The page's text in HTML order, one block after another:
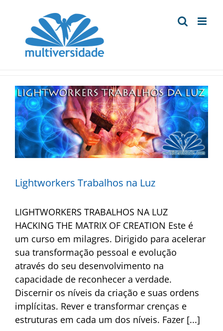
conteúdo
Lightworkers Trabalhos na Luz
LIGHTWORKERS TRABALHOS NA LUZ
HACKING THE MATRIX OF CREATION Este é
um curso em milagres. Dirigido para acelerar
sua transformação pessoal e evolução
através do seu desenvolvimento na
capacidade de reconhecer a verdade.
Discernir os níveis da criação e suas ordens
implícitas. Rever e transformar crenças e
estruturas em cada um dos níveis. Fazer [...]